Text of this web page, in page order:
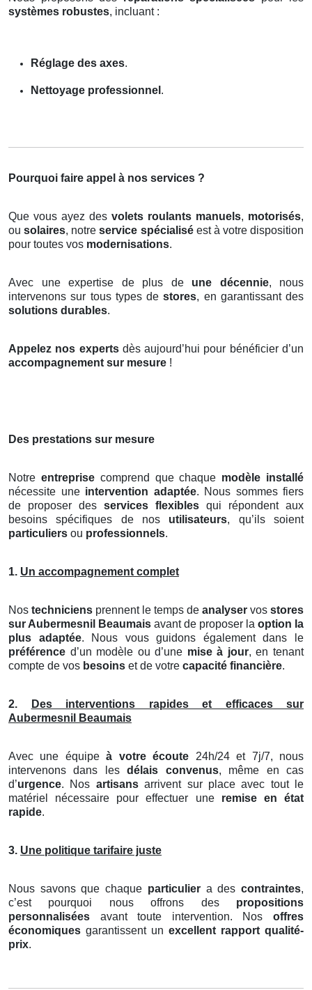
systèmes robustes, incluant :
Réglage des axes.
Nettoyage professionnel .
Pourquoi faire appel à nos services ?
Que vous ayez des volets roulants manuels, motorisés,
ousolaires, notreservice spécialiséest à votre disposition
pour toutes vos modernisations.
Avec une expertise de plus de une décennie, nous
intervenons sur tous types destores, en garantissant des
solutions durables.
Appelez nos expertsdès aujourd’hui pour bénéficier d’un
accompagnement sur mesure !
Des prestations sur mesure
Notre entreprisecomprend que chaque modèle installé
nécessite une intervention adaptée. Nous sommes fiers
de proposer des services flexibles qui répondent aux
besoins spécifiques de nos utilisateurs, qu’ils soient
particuliers ou professionnels.
1. Un accompagnement complet
Nos techniciens prennent le temps de analyser vos stores
sur Aubermesnil Beaumais avant de proposer la option la
plus adaptée. Nous vous guidons également dans le
préférence d’un modèle ou d’une mise à jour, en tenant
compte de vos besoins et de votre capacité financière.
2.
Des interventions rapides et efficaces sur
Aubermesnil Beaumais
Avec une équipeà votre écoute 24h/24 et 7j/7, nous
intervenons dans lesdélais convenus, même en cas
d’urgence. Nos artisansarrivent sur place avec tout le
matériel nécessaire pour effectuer une remise en état
rapide.
3. Une politique tarifaire juste
Nous savons que chaque particuliera descontraintes,
c’est pourquoi nous offrons des propositions
personnalisées avant toute intervention. Nos offres
économiques garantissent un excellent rapport qualité-
prix.